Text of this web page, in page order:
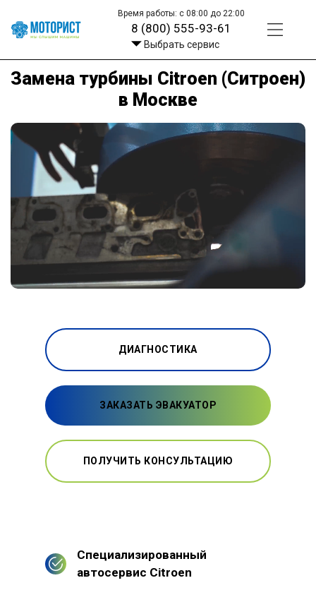
Время работы: с 08:00 до 22:00
8 (800) 555-93-61
Выбрать сервис
Замена турбины Citroen (Ситроен)
в Москве
ДИАГНОСТИКА
ЗАКАЗАТЬ ЭВАКУАТОР
ПОЛУЧИТЬ КОНСУЛЬТАЦИЮ
Специализированный
автосервис Citroen